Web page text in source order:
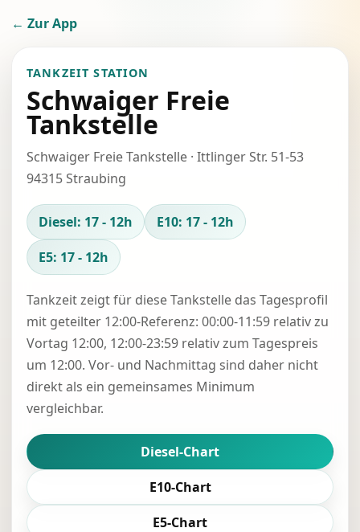
← Zur App
TANKZEIT STATION
Schwaiger Freie
Tankstelle
Schwaiger Freie Tankstelle · Ittlinger Str. 51-53
94315 Straubing
Diesel: 17 - 12h
E10: 17 - 12h
E5: 17 - 12h
Tankzeit zeigt für diese Tankstelle das Tagesprofil
mit geteilter 12:00-Referenz: 00:00-11:59 relativ zu
Vortag 12:00, 12:00-23:59 relativ zum Tagespreis
um 12:00. Vor- und Nachmittag sind daher nicht
direkt als ein gemeinsames Minimum
vergleichbar.
Diesel-Chart
E10-Chart
E5-Chart